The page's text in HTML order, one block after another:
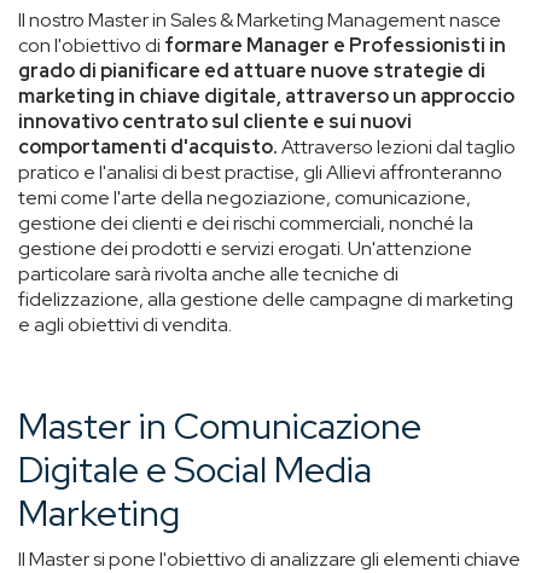
Il nostro Master in Sales & Marketing Management nasce
con l'obiettivo di formare Manager e Professionisti in
grado di pianificare ed attuare nuove strategie di
marketing in chiave digitale, attraverso un approccio
innovativo centrato sul cliente e sui nuovi
comportamenti d'acquisto.Attraverso lezioni dal taglio
pratico e l'analisi di best practise, gli Allievi affronteranno
temi come l'arte della negoziazione, comunicazione,
gestione dei clienti e dei rischi commerciali, nonché la
gestione dei prodotti e servizi erogati. Un'attenzione
particolare sarà rivolta anche alle tecniche di
fidelizzazione, alla gestione delle campagne di marketing
e agli obiettivi di vendita.
Master in Comunicazione
Digitale e Social Media
Marketing
Il Master si pone l'obiettivo di analizzare gli elementi chiave